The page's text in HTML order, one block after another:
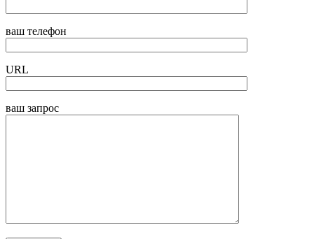
ваш телефон
URL
ваш запрос